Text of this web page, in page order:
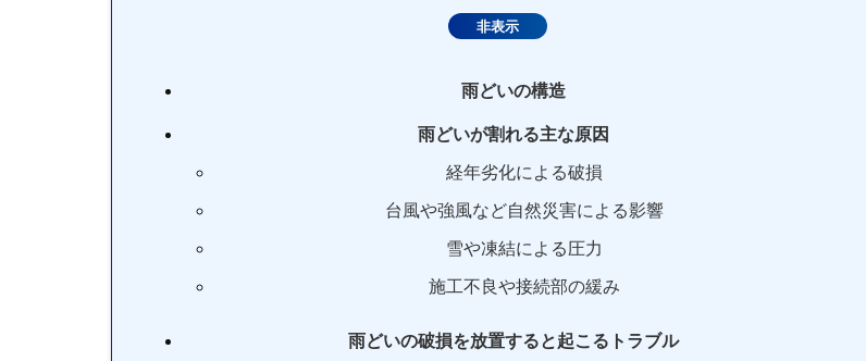
雨どいの構造
雨どいが割れる主な原因
経年劣化による破損
台風や強風など自然災害による影響
雪や凍結による圧力
施工不良や接続部の緩み
雨どいの破損を放置すると起こるトラブル